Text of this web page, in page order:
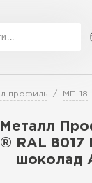
профиль МП-18
RAL
шоколад
Акции О